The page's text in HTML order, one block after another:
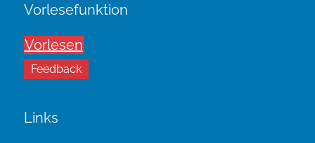
Vorlesefunktion
Vorlesen
Feedback
Links